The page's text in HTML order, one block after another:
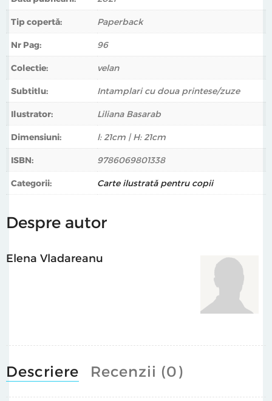
Tip copertă: Paperback
Nr Pag: 96
Colectie: velan
Subtitlu: Intamplari cu doua printese/zuze
Ilustrator: Liliana Basarab
Dimensiuni: l: 21cm | H: 21cm
ISBN: 9786069801338
Categorii: Carte ilustrată pentru copii
Despre autor
Elena Vladareanu
Descriere Recenzii (0)